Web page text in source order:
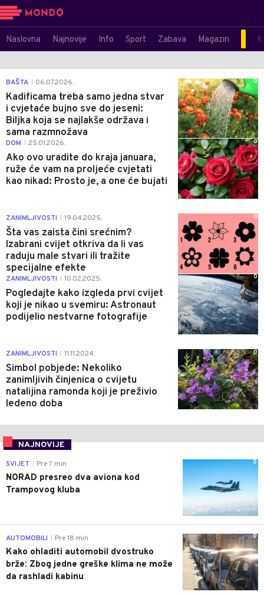
Naslovna Najnovije Info Sport Zabava Magazin
BAŠTA 06.07.2026.
Kadificama treba samo jedna stvar
i cvjetaće bujno sve do jeseni:
Biljka koja se najlakše održava i
sama razmnožava
0
DOM 25.01.2026.
Ako ovo uradite do kraja januara,
ruže će vam na proljeće cvjetati
kao nikad: Prosto je, a one će bujati
0
ZANIMLJIVOSTI 19.04.2025.
Šta vas zaista čini srećnim?
Izabrani cvijet otkriva da li vas
raduju male stvari ili tražite
specijalne efekte
0
ZANIMLJIVOSTI 10.02.2025.
Pogledajte kako izgleda prvi cvijet
koji je nikao u svemiru: Astronaut
podijelio nestvarne fotografije
0
ZANIMLJIVOSTI 11.11.2024.
Simbol pobjede: Nekoliko
zanimljivih činjenica o cvijetu
natalijina ramonda koji je preživio
ledeno doba
0
NAJNOVIJE
0
SVIJET Pre 7 min
NORAD presreo dva aviona kod
Trampovog kluba
0
AUTOMOBILI Pre 18 min
Kako ohladiti automobil dvostruko
brže: Zbog jedne greške klima ne može
da rashladi kabinu